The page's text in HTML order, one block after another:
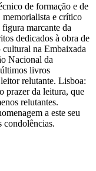
de formação e de
memorialista e crítico
marcante da
dedicados à obra de
cultural na Embaixada
Nacional da
livros
relutante. Lisboa:
prazer da leitura, que
relutantes.
a este seu
condolências.